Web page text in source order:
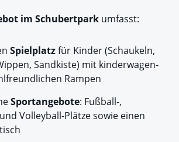
im Schubertpark umfasst:
Spielplatzfür Kinder (Schaukeln,
Sandkiste) mit kinderwagen-
Rampen
Sportangebote: Fußball-,
Volleyball-Plätze sowie einen